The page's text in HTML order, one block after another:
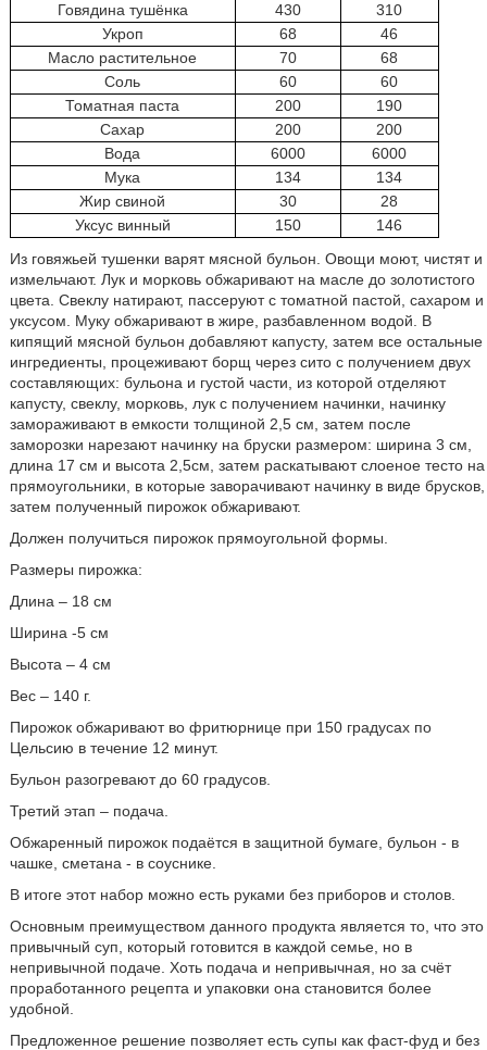
Говядина тушёнка
430
310
Укроп
68
46
Масло растительное
70
68
Соль
60
60
Томатная паста
200
190
Сахар
200
200
Вода
6000
6000
Мука
134
134
Жир свиной
30
28
Уксус винный
150
146
Из говяжьей тушенки варят мясной бульон. Овощи моют, чистят и
измельчают. Лук и морковь обжаривают на масле до золотистого
цвета. Свеклу натирают, пассеруют с томатной пастой, сахаром и
уксусом. Муку обжаривают в жире, разбавленном водой. В
кипящий мясной бульон добавляют капусту, затем все остальные
ингредиенты, процеживают борщ через сито с получением двух
составляющих: бульона и густой части, из которой отделяют
капусту, свеклу, морковь, лук с получением начинки, начинку
замораживают в емкости толщиной 2,5 см, затем после
заморозки нарезают начинку на бруски размером: ширина 3 см,
длина 17 см и высота 2,5см, затем раскатывают слоеное тесто на
прямоугольники, в которые заворачивают начинку в виде брусков,
затем полученный пирожок обжаривают.
Должен получиться пирожок прямоугольной формы.
Размеры пирожка:
Длина – 18 см
Ширина -5 см
Высота – 4 см
Вес – 140 г.
Пирожок обжаривают во фритюрнице при 150 градусах по
Цельсию в течение 12 минут.
Бульон разогревают до 60 градусов.
Третий этап – подача.
Обжаренный пирожок подаётся в защитной бумаге, бульон - в
чашке, сметана - в соуснике.
В итоге этот набор можно есть руками без приборов и столов.
Основным преимуществом данного продукта является то, что это
привычный суп, который готовится в каждой семье, но в
непривычной подаче. Хоть подача и непривычная, но за счёт
проработанного рецепта и упаковки она становится более
удобной.
Предложенное решение позволяет есть супы как фаст-фуд и без